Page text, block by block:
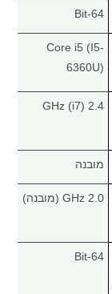
64-Bit
Core i5 (I5-
6360U)
2.4 GHz (i7)
מובנה
2.0 GHz (מובנה)
64-Bit